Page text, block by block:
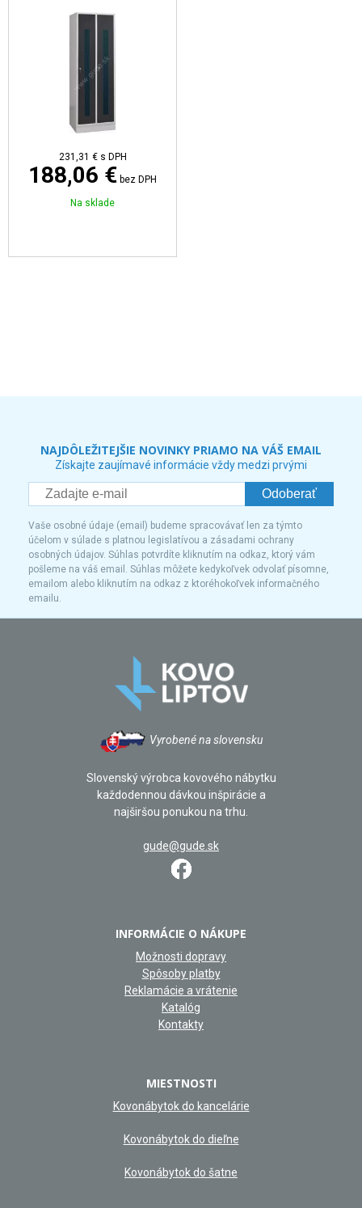
231,31 € s DPH
188,06 € bez DPH
Na sklade
NAJDÔLEŽITEJŠIE NOVINKY PRIAMO NA VÁŠ EMAIL
Získajte zaujímavé informácie vždy medzi prvými
Odoberať
Vaše osobné údaje (email) budeme spracovávať len za týmto
účelom v súlade s platnou legislatívou a zásadami ochrany
osobných údajov. Súhlas potvrdíte kliknutím na odkaz, ktorý vám
pošleme na váš email. Súhlas môžete kedykoľvek odvolať písomne,
emailom alebo kliknutím na odkaz z ktoréhokoľvek informačného
emailu.
Vyrobené na slovensku
Slovenský výrobca kovového nábytku
každodennou dávkou inšpirácie a
najširšou ponukou na trhu.
gude@gude.sk
INFORMÁCIE O NÁKUPE
Možnosti dopravy
Spôsoby platby
Reklamácie a vrátenie
Katalóg
Kontakty
MIESTNOSTI
Kovonábytok do kancelárie
Kovonábytok do dieľne
Kovonábytok do šatne